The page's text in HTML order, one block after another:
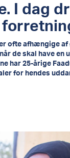
I dag
ofte afhængige
de skal have en
har 25-årige
for hendes